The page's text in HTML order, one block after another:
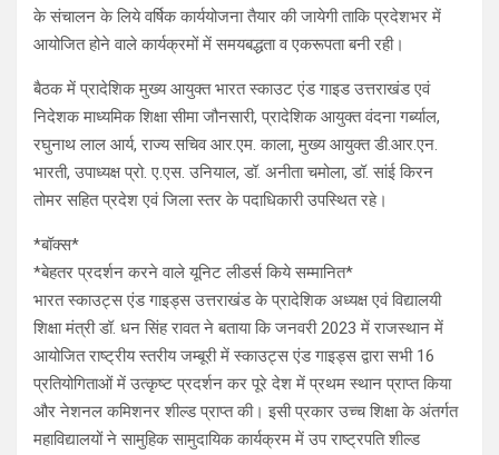
के संचालन के लिये वर्षिक कार्ययोजना तैयार की जायेगी ताकि प्रदेशभर में
आयोजित होने वाले कार्यक्रमों में समयबद्धता व एकरूपता बनी रही।
बैठक में प्रादेशिक मुख्य आयुक्त भारत स्काउट एंड गाइड उत्तराखंड एवं
निदेशक माध्यमिक शिक्षा सीमा जौनसारी, प्रादेशिक आयुक्त वंदना गर्ब्याल,
रघुनाथ लाल आर्य, राज्य सचिव आर.एम. काला, मुख्य आयुक्त डी.आर.एन.
भारती, उपाध्यक्ष प्रो. ए.एस. उनियाल, डॉ. अनीता चमोला, डॉ. सांई किरन
तोमर सहित प्रदेश एवं जिला स्तर के पदाधिकारी उपस्थित रहे।
*बॉक्स*
*बेहतर प्रदर्शन करने वाले यूनिट लीडर्स किये सम्मानित*
भारत स्काउट्स एंड गाइड्स उत्तराखंड के प्रादेशिक अध्यक्ष एवं विद्यालयी
शिक्षा मंत्री डॉ. धन सिंह रावत ने बताया कि जनवरी 2023 में राजस्थान में
आयोजित राष्ट्रीय स्तरीय जम्बूरी में स्काउट्स एंड गाइड्स द्वारा सभी 16
प्रतियोगिताओं में उत्कृष्ट प्रदर्शन कर पूरे देश में प्रथम स्थान प्राप्त किया
और नेशनल कमिशनर शील्ड प्राप्त की। इसी प्रकार उच्च शिक्षा के अंतर्गत
महाविद्यालयों ने सामुहिक सामुदायिक कार्यक्रम में उप राष्ट्रपति शील्ड